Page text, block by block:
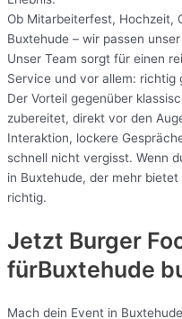
Ob Mitarbeiterfest, Hochzeit,
Buxtehude – wir passen
Unser Team sorgt für einen
Service und vor allem: richtig
Der Vorteil gegenüber
zubereitet, direkt vor den
Interaktion, lockere
schnell nicht vergisst. Wenn
in Buxtehude, der mehr
richtig.
Jetzt Burger
fürBuxtehude
Mach dein Event in